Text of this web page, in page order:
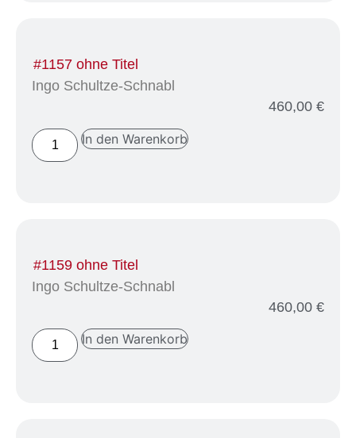
#1157 ohne Titel
Ingo Schultze-Schnabl
460,00 €
In den Warenkorb
#1159 ohne Titel
Ingo Schultze-Schnabl
460,00 €
In den Warenkorb